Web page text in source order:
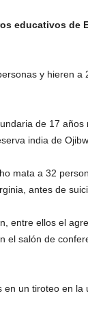
educativos de
y hieren a
de 17
india de
mata a 32
antes de
entre ellos el
el salón de
un tiroteo en la